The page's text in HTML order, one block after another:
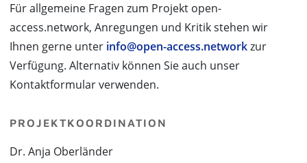
Für allgemeine Fragen zum Projekt open-
access.network, Anregungen und Kritik stehen wir
Ihnen gerne unter info@open-access.networkzur
Verfügung. Alternativ können Sie auch unser
Kontaktformular verwenden.
PROJEKTKOORDINATION
Dr. Anja Oberländer